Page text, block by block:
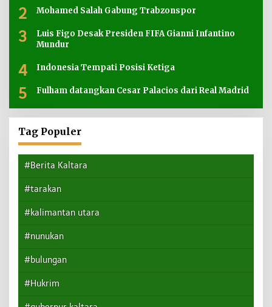
2 Mohamed Salah Gabung Trabzonspor
3
Luis Figo Desak Presiden FIFA Gianni Infantino
Mundur
4 Indonesia Tempati Posisi Ketiga
5 Fulham datangkan Cesar Palacios dari Real Madrid
Tag Populer
#Berita Kaltara
#tarakan
#kalimantan utara
#nunukan
#bulungan
#Hukrim